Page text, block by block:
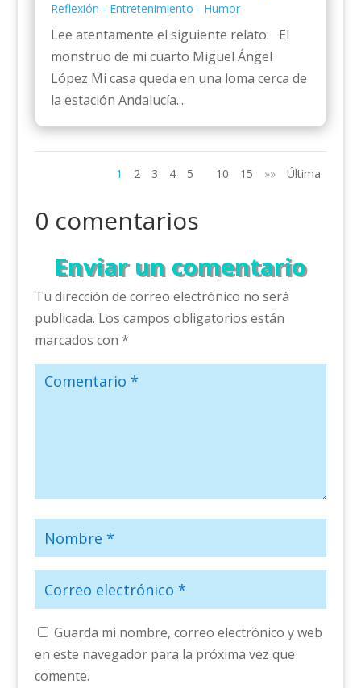
Reflexión - Entretenimiento - Humor
Lee atentamente el siguiente relato: El
monstruo de mi cuarto Miguel Ángel
López Mi casa queda en una loma cerca de
la estación Andalucía....
1 2 3 4 5 10 15 »» Última
0 comentarios
Enviar un comentario
Tu dirección de correo electrónico no será
publicada. Los campos obligatorios están
marcados con *
Guarda mi nombre, correo electrónico y web
en este navegador para la próxima vez que
comente.